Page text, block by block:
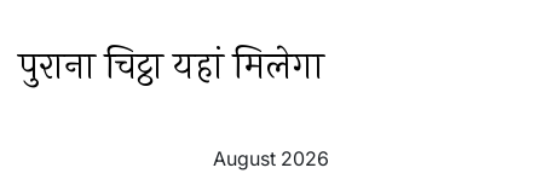
पुराना चिट्ठा यहां मिलेगा
August 2026